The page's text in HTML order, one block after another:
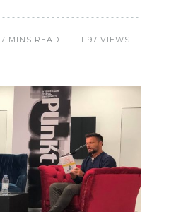
7 MINS READ 1197 VIEWS